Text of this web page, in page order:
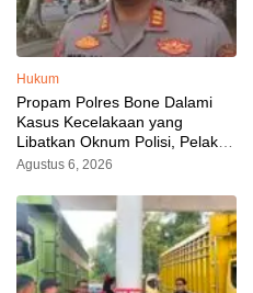
Hukum
Propam Polres Bone Dalami
Kasus Kecelakaan yang
Libatkan Oknum Polisi, Pelaku
Sudah Diamankan
Agustus 6, 2026